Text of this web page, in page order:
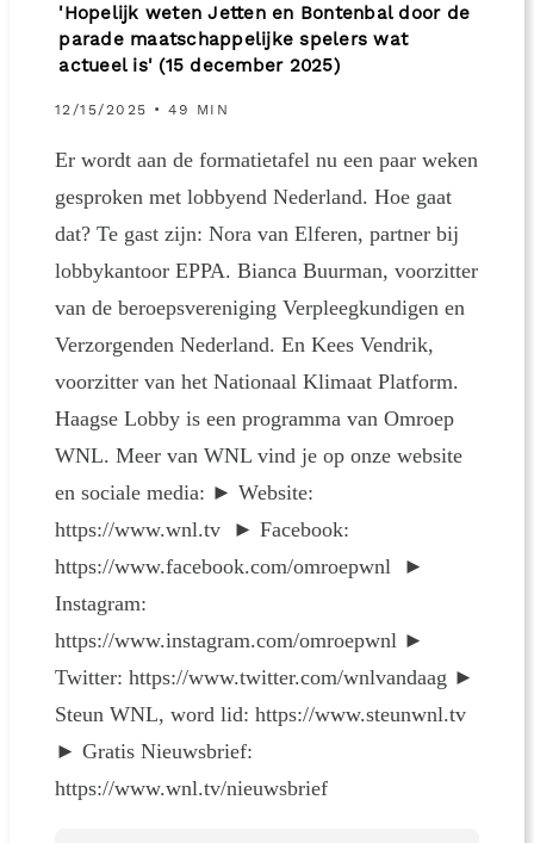
'Hopelijk weten Jetten en Bontenbal door de
parade maatschappelijke spelers wat
actueel is' (15 december 2025)
12/15/2025 • 49 MIN
Er wordt aan de formatietafel nu een paar weken
gesproken met lobbyend Nederland. Hoe gaat
dat? Te gast zijn: Nora van Elferen, partner bij
lobbykantoor EPPA. Bianca Buurman, voorzitter
van de beroepsvereniging Verpleegkundigen en
Verzorgenden Nederland. En Kees Vendrik,
voorzitter van het Nationaal Klimaat Platform.
Haagse Lobby is een programma van Omroep
WNL. Meer van WNL vind je op onze website
en sociale media: ► Website:
https://www.wnl.tv ► Facebook:
https://www.facebook.com/omroepwnl ►
Instagram:
https://www.instagram.com/omroepwnl ►
Twitter: https://www.twitter.com/wnlvandaag ►
Steun WNL, word lid: https://www.steunwnl.tv
► Gratis Nieuwsbrief:
https://www.wnl.tv/nieuwsbrief